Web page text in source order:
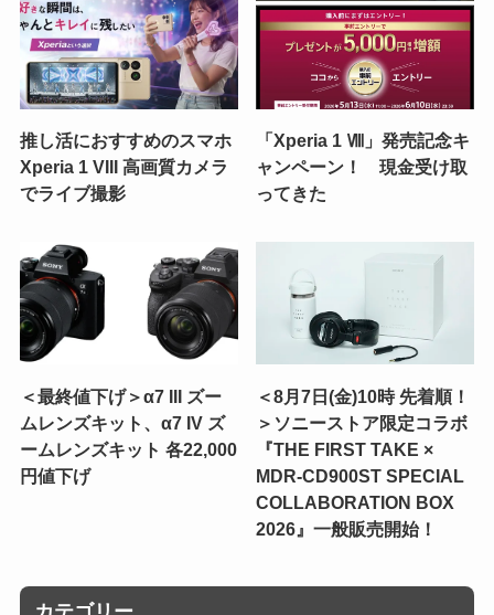
推し活におすすめのスマホ
Xperia 1 VIII 高画質カメラ
でライブ撮影
「Xperia 1 Ⅷ」発売記念キ
ャンペーン！ 現金受け取
ってきた
＜最終値下げ＞α7 III ズー
ムレンズキット、α7 IV ズ
ームレンズキット 各22,000
円値下げ
＜8月7日(金)10時 先着順！
＞ソニーストア限定コラボ
『THE FIRST TAKE ×
MDR-CD900ST SPECIAL
COLLABORATION BOX
2026』一般販売開始！